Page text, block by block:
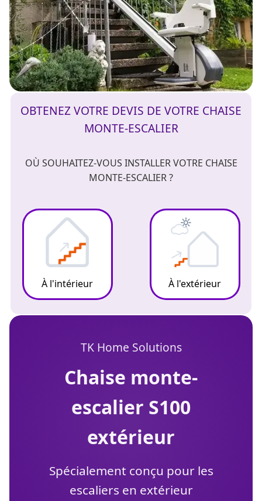
OBTENEZ VOTRE DEVIS DE VOTRE CHAISE
MONTE-ESCALIER
OÙ SOUHAITEZ-VOUS INSTALLER VOTRE CHAISE
MONTE-ESCALIER ?
À l'intérieur À l'extérieur
TK Home Solutions
chaise monte-
escalier S100
extérieur
Spécialement conçu pour les
escaliers en extérieur